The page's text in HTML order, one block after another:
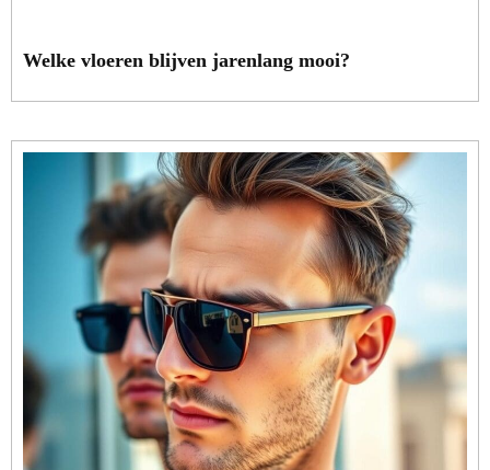
Welke vloeren blijven jarenlang mooi?